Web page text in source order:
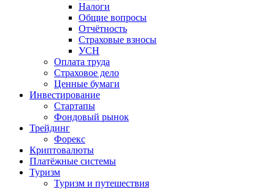
Налоги
Общие вопросы
Отчётность
Страховые взносы
УСН
Оплата труда
Страховое дело
Ценные бумаги
Инвестирование
Стартапы
Фондовый рынок
Трейдинг
Форекс
Криптовалюты
Платёжные системы
Туризм
Туризм и путешествия